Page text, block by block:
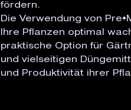
fördern.
Die Verwendung von
Ihre Pflanzen optimal
praktische Option für
und vielseitigen
und Produktivität ihrer